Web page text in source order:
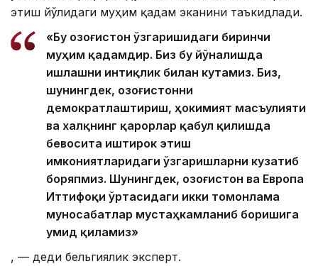
этиш йўлидаги муҳим қадам эканини таъкидлади.
«Бу Қозоғистон ўзгаришидаги биринчи
муҳим қадамдир. Биз бу йўналишда
ишлашни интиқлик билан кутамиз. Биз,
шунингдек, Қозоғистонни
демократлаштириш, ҳокимият масъулияти
ва халқнинг қарорлар қабул қилишда
бевосита иштирок этиш
имкониятларидаги ўзгаришларни кузатиб
боряпмиз. Шунингдек, Қозоғистон ва Европа
Иттифоқи ўртасидаги икки томонлама
муносабатлар мустаҳкамланиб боришига
умид қиламиз»
, — деди бельгиялик эксперт.